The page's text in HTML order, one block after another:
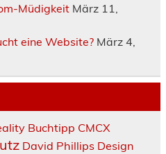
Müdigkeit März 11,
eine Website? März 4,
Buchtipp CMCX
David Phillips Design